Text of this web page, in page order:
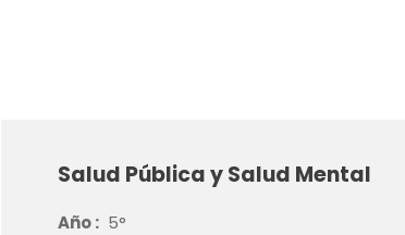
Salud Pública y Salud Mental
Año : 5°